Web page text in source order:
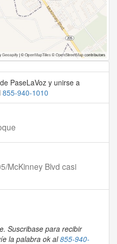
PaseLaVoz y unirse a
855-940-1010
McKinney Blvd casi
Suscribase para recibir
la palabra ok al855-940-